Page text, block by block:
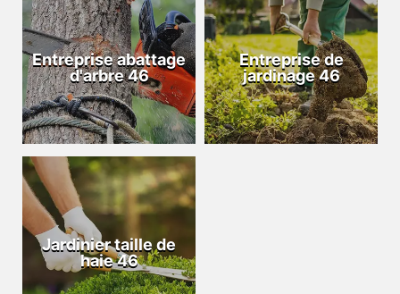
Entreprise abattage
d'arbre 46
Entreprise de
jardinage 46
Jardinier taille de
haie 46